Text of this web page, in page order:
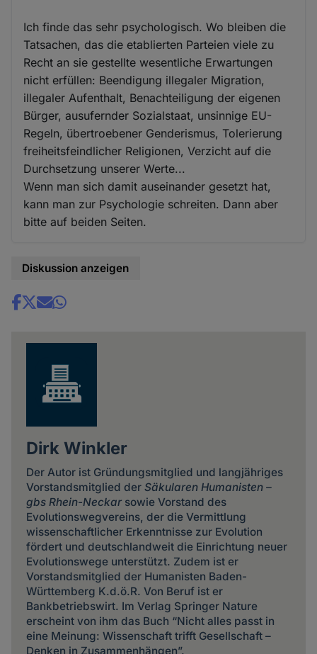
Ich finde das sehr psychologisch. Wo bleiben die
Tatsachen, das die etablierten Parteien viele zu
Recht an sie gestellte wesentliche Erwartungen
nicht erfüllen: Beendigung illegaler Migration,
illegaler Aufenthalt, Benachteiligung der eigenen
Bürger, ausufernder Sozialstaat, unsinnige EU-
Regeln, übertroebener Genderismus, Tolerierung
freiheitsfeindlicher Religionen, Verzicht auf die
Durchsetzung unserer Werte...
Wenn man sich damit auseinander gesetzt hat,
kann man zur Psychologie schreiten. Dann aber
bitte auf beiden Seiten.
Diskussion anzeigen
Share
Dirk Winkler
Der Autor ist Gründungsmitglied und langjähriges
Vorstandsmitglied der Säkularen Humanisten –
gbs Rhein-Neckarsowie Vorstand des
Evolutionswegvereins, der die Vermittlung
wissenschaftlicher Erkenntnisse zur Evolution
fördert und deutschlandweit die Einrichtung neuer
Evolutionswege unterstützt. Zudem ist er
Vorstandsmitglied der Humanisten Baden-
Württemberg K.d.ö.R. Von Beruf ist er
Bankbetriebswirt. Im Verlag Springer Nature
erscheint von ihm das Buch “Nicht alles passt in
eine Meinung: Wissenschaft trifft Gesellschaft –
Denken in Zusammenhängen”.